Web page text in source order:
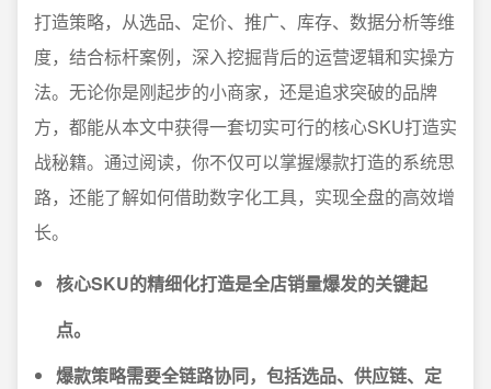
打造策略，从选品、定价、推广、库存、数据分析等维
度，结合标杆案例，深入挖掘背后的运营逻辑和实操方
法。无论你是刚起步的小商家，还是追求突破的品牌
方，都能从本文中获得一套切实可行的核心SKU打造实
战秘籍。通过阅读，你不仅可以掌握爆款打造的系统思
路，还能了解如何借助数字化工具，实现全盘的高效增
长。
核心SKU的精细化打造是全店销量爆发的关键起
点。
爆款策略需要全链路协同，包括选品、供应链、定